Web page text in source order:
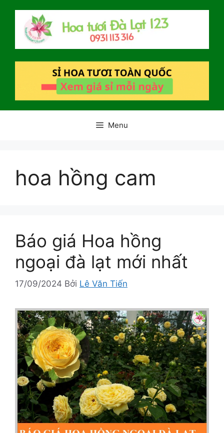
Menu
hoa hồng cam
Báo giá Hoa hồng
ngoại đà lạt mới nhất
17/09/2024 Bởi Lê Văn Tiến